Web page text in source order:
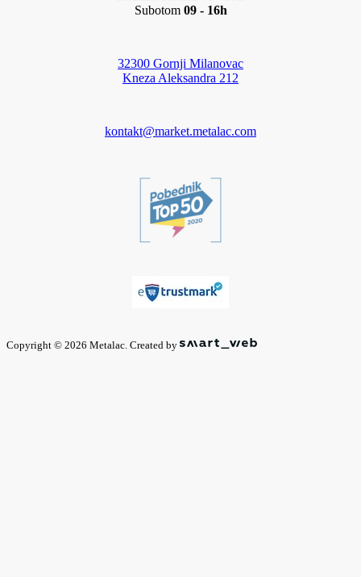
Subotom 09 - 16h
32300 Gornji Milanovac
Kneza Aleksandra 212
kontakt@market.metalac.com
Copyright © 2026 Metalac. Created by